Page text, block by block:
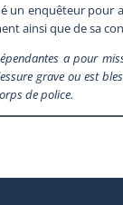
un enquêteur pour
ainsi que de sa
a pour
grave ou est
de police.